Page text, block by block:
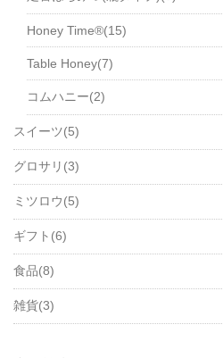
Honey Time®(15)
Table Honey(7)
コムハニー(2)
スイーツ(5)
グロサリ(3)
ミツロウ(5)
ギフト(6)
食品(8)
雑貨(3)